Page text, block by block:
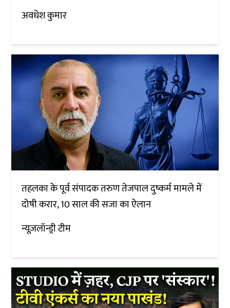
अवधेश कुमार
तहलका के पूर्व संपादक तरुण तेजपाल दुष्कर्म मामले में
दोषी करार, 10 साल की सजा का ऐलान
न्यूज़लॉन्ड्री टीम